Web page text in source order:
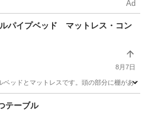
Ad
パイプベッド マットレス・コン
8月7日
ッドとマットレスです。頭の部分に棚があ
テーブル